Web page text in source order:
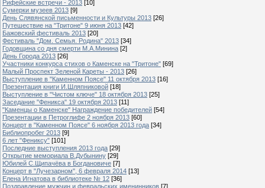
Рифейские встречи - 2013 [10]
Сумерки музеев 2013 [9]
День Слявянской письменности и Культуры 2013 [26]
Путешествие на "Тритоне" 9 июня 2013 [42]
Бажовский фестиваль 2013 [20]
Фестиваль "Дом. Семья. Родина" 2013 [34]
Годовщина со дня смерти М.А.Минина [2]
День Города 2013 [26]
Участники конкурса стихов о Каменске на "Тритоне" [69]
Малый Проспект Зеленой Кареты - 2013 [26]
Выступление в "Каменном Поясе" 11 октября 2013 [16]
Презентация книги И.Шляпниковой [18]
Выступление в "Чистом ключе" 18 октября 2013 [25]
Заседание "Феникса" 19 октября 2013 [11]
"Каменцы о Каменске" Награждение победителей [54]
Презентации в Петроглифе 2 ноября 2013 [60]
Концерт в "Каменном Поясе" 6 ноября 2013 года [34]
Библиопробег 2013 [9]
6 лет "Фениксу" [101]
Последние выступления 2013 года [29]
Открытие мемориала В.Дубынину [29]
Юбилей С.Щипачёва в Богдановиче [7]
Концерт в "Лучезарном", 6 февраля 2014 [13]
Елена Игнатова в библиотеке № 12 [36]
Поздравление мужчин и февральских именинников [7]